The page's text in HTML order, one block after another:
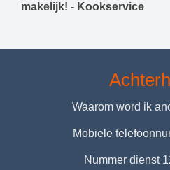
makelijk! - Kookservice
Waarom word ik
Mobiele
Nummer dienst